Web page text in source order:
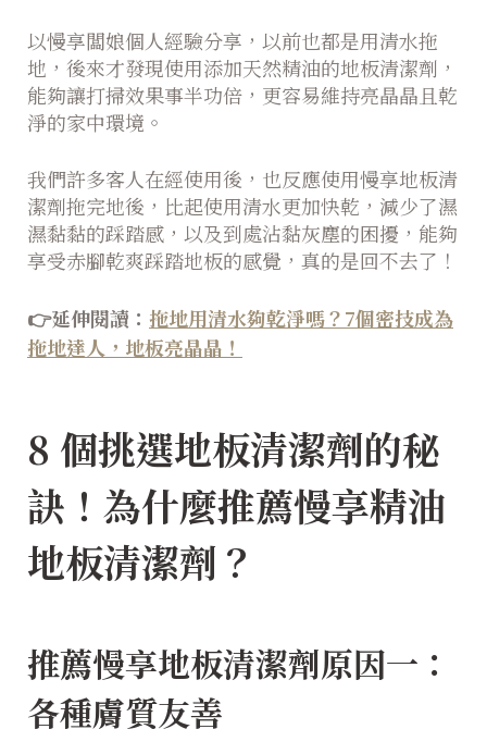
以慢享闆娘個人經驗分享，以前也都是用清水拖
地，後來才發現使用添加天然精油的地板清潔劑，
能夠讓打掃效果事半功倍，更容易維持亮晶晶且乾
淨的家中環境。
我們許多客人在經使用後，也反應使用慢享地板清
潔劑拖完地後，比起使用清水更加快乾，減少了濕
濕黏黏的踩踏感，以及到處沾黏灰塵的困擾，能夠
享受赤腳乾爽踩踏地板的感覺，真的是回不去了！
👉延伸閱讀： 拖地用清水夠乾淨嗎？7個密技成為
拖地達人，地板亮晶晶！
8 個挑選地板清潔劑的秘
訣！為什麼推薦慢享精油
地板清潔劑 ？
推薦慢享地板清潔劑原因一：
各種膚質友善